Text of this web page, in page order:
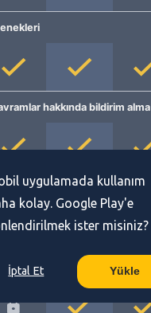
hakkında bildirim alma
uygulamada kullanım
kolay. Google Play'e
ister misiniz?
İptal Et Yükle